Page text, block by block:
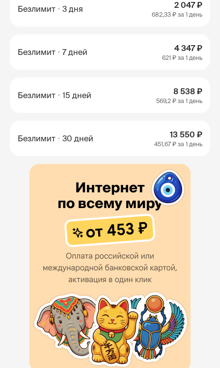
Безлимит 3 дня 2 047 ₽
682,33 ₽ за 1 день
Безлимит 7 дней 4 347 ₽
621 ₽ за 1 день
Безлимит 15 дней 8 538 ₽
569,2 ₽ за 1 день
Безлимит 30 дней 13 550 ₽
451,67 ₽ за 1 день